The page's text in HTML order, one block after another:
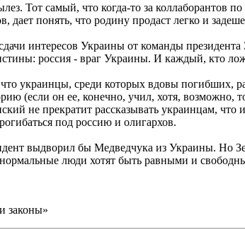
Тот самый, что когда-то за коллаборантов
дает понять, что родину продаст легко и
интересов Украины от команды
россия - враг Украины. И каждый, кто
украинцы, среди которых вдовы погибших,
(если он ее, конечно, учил, хотя, возможно,
не прекратит рассказывать украинцам,
под россию и олигархов.
выдворил бы Медведчука из Украины. Но
люди хотят быть равными и
законы»